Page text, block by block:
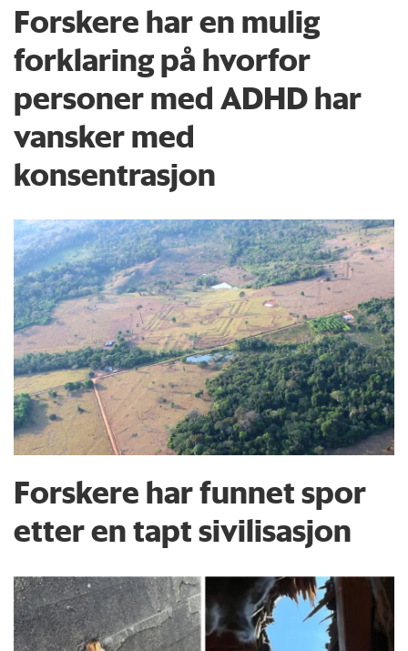
Forskere har en mulig
forklaring på hvorfor
personer med ADHD har
vansker med
konsentrasjon
Forskere har funnet spor
etter en tapt sivilisasjon